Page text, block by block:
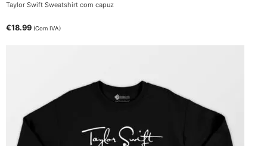
Taylor Swift Sweatshirt com capuz
€18.99 (Com IVA)